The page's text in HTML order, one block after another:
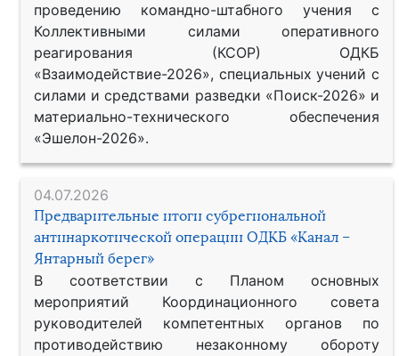
проведению командно-штабного учения с
Коллективными силами оперативного
реагирования (КСОР) ОДКБ
«Взаимодействие-2026», специальных учений с
силами и средствами разведки «Поиск-2026» и
материально-технического обеспечения
«Эшелон-2026».
04.07.2026
Предварительные итоги субрегиональной
антинаркотической операции ОДКБ «Канал –
Янтарный берег»
В соответствии с Планом основных
мероприятий Координационного совета
руководителей компетентных органов по
противодействию незаконному обороту